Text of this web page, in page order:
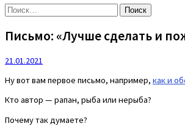
Найти:
Письмо: «Лучше сделать и
21.01.2021
Ну вот вам первое письмо, например, как и
Кто автор — рапан, рыба или нерыба?
Почему так думаете?